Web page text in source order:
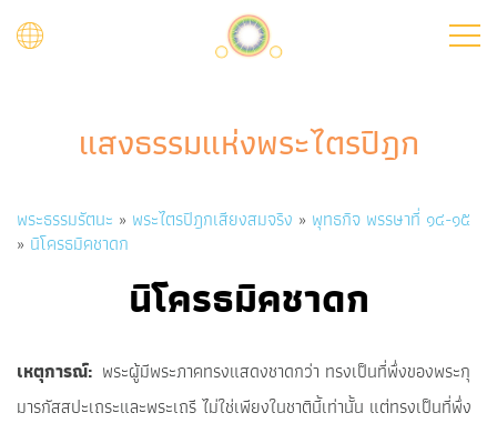
แสงธรรมแห่งพระไตรปิฎก
Breadcrumb
พระธรรมรัตนะ พระไตรปิฎกเสียงสมจริง
พุทธกิจ พรรษาที่ ๑๔-๑๕
นิโครธมิคชาดก
นิโครธมิคชาดก
เหตุการณ์ พระผู้มีพระภาคทรงแสดงชาดกว่า ทรงเป็นที่พึ่งของพระกุ
มารกัสสปะเถระและพระเถรี ไม่ใช่เพียงในชาตินี้เท่านั้น แต่ทรงเป็นที่พึ่ง